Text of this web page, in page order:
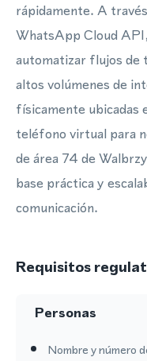
rápidamente. A
WhatsApp Cloud
automatizar flujos de
altos volúmenes de
físicamente ubicadas
teléfono virtual para
de área 74 de
base práctica y
comunicación.
Requisitos
Personas
Nombre y número